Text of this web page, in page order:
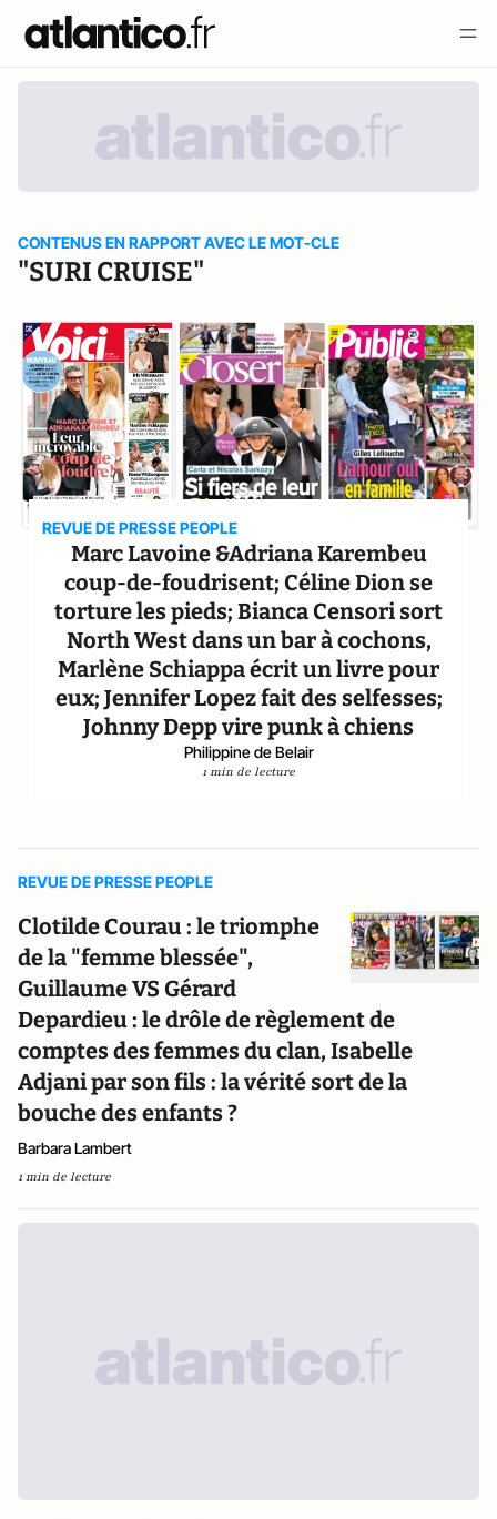
CONTENUS EN RAPPORT AVEC LE MOT-CLE
"SURI CRUISE"
REVUE DE PRESSE PEOPLE
Marc Lavoine &Adriana Karembeu
coup-de-foudrisent; Céline Dion se
torture les pieds; Bianca Censori sort
North West dans un bar à cochons,
Marlène Schiappa écrit un livre pour
eux; Jennifer Lopez fait des selfesses;
Johnny Depp vire punk à chiens
Philippine de Belair
1 min de lecture
REVUE DE PRESSE PEOPLE
Clotilde Courau : le triomphe
de la "femme blessée",
Guillaume VS Gérard
Depardieu : le drôle de règlement de
comptes des femmes du clan, Isabelle
Adjani par son fils : la vérité sort de la
bouche des enfants ?
Barbara Lambert
1 min de lecture